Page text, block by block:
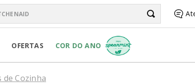
PURE POWER
OFERTAS COR DO ANO
Cozinha